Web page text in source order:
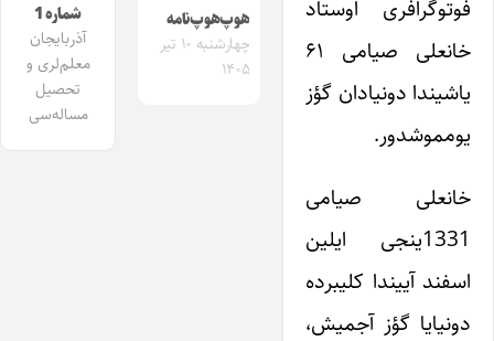
فوتوگرافری اوستاد
خانعلی صیامی ۶۱
یاشیندا دونیادان گؤز
یومموشدور.
خانعلی صیامی
1331ینجی ایلین
اسفند آییندا کلیبرده
دونیایا گؤز آجمیش،
هوپ‌هوپ‌نامه
چهارشنبه ۱۰ تیر
۱۴۰۵
شماره 1
آذربایجان
معلم‌لری و
تحصیل
مساله‌سی